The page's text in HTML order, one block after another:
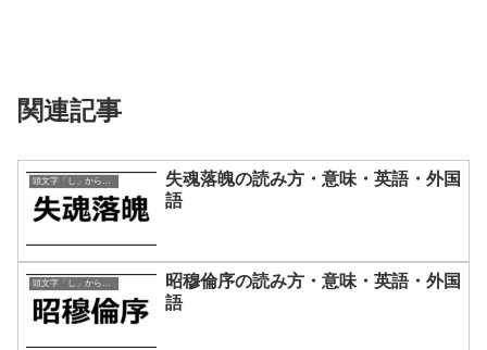
関連記事
頭文字「し」から始まる四字熟語
失魂落魄の読み方・意味・英語・外国
語
昭穆倫序の読み方・意味・英語・外国
語